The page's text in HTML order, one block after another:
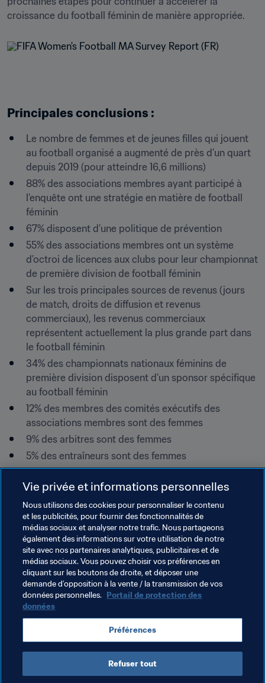
croissance du football féminin de manière appropriée.
Principales conclusions :
Le nombre de femmes et de jeunes filles qui jouent
au football organisé a augmenté de près d’un quart
depuis 2019 (pour atteindre 16,6 millions)
88% des associations membres ayant participé à
l’enquête ont une stratégie en matière de football
féminin
67% disposent d’une politique de prévention
55% des associations membres ont un système
d’octroi de licences aux clubs pour leur championnat
de première division de football féminin
Sur les trois principales sources de revenus (jours
de match, droits de diffusion et revenus
commerciaux), les revenus commerciaux
représentent actuellement la plus grande part dans
le football féminin
34% des championnats nationaux féminins de
première division disposent d’un sponsor spécifique
au football féminin
12% des membres des comités exécutifs des
associations membres sont des femmes
9% des arbitres sont des femmes
5% des entraîneurs sont des femmes
PDF
Rapport d'Enquête de la FIFA
2023 sur le Football Féminin des
Associations Membres
Thèmes en lien
Football Féminin Organisation
Vie privée et informations personnelles
Nous utilisons des cookies pour personnaliser le contenu
et les publicités, pour fournir des fonctionnalités de
médias sociaux et analyser notre trafic. Nous partageons
également des informations sur votre utilisation de notre
site avec nos partenaires analytiques, publicitaires et de
médias sociaux. Vous pouvez choisir vos préférences en
cliquant sur les boutons de droite, et déposer une
demande d’opposition à la vente / la transmission de vos
données personnelles. Portail de protection des
données
Préférences
Refuser tout